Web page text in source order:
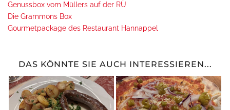
Genussbox vom Müllers auf der RÜ
Die Grammons Box
Gourmetpackage des Restaurant Hannappel
DAS KÖNNTE SIE AUCH INTERESSIEREN...